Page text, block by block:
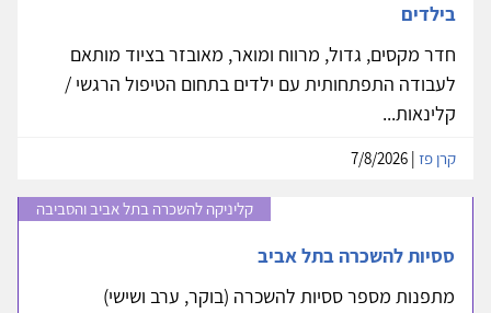
בילדים
חדר מקסים, גדול, מרווח ומואר, מאובזר בציוד מותאם
לעבודה התפתחותית עם ילדים בתחום הטיפול הרגשי /
קלינאות...
קרן פז
קליניקה להשכרה בתל אביב והסביבה
ססיות להשכרה בתל אביב
מתפנות מספר ססיות להשכרה (בוקר, ערב ושישי)